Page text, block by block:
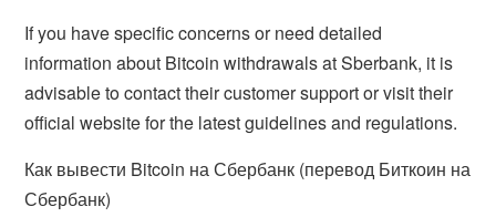
If you have specific concerns or need detailed
information about Bitcoin withdrawals at Sberbank, it is
advisable to contact their customer support or visit their
official website for the latest guidelines and regulations.
Как вывести Bitcoin на Сбербанк (перевод Биткоин на
Сбербанк)